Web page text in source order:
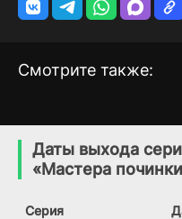
Смотрите также:
7.7 8.0
Даты выхода
«Мастера
Серия